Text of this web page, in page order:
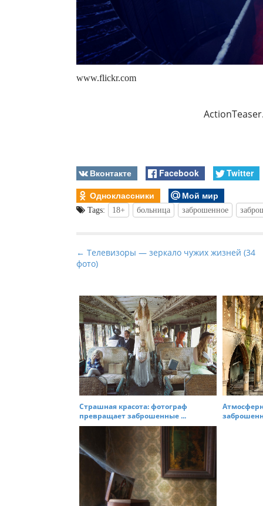
www.flickr.com
Вконтакте Facebook
Twitter
Одноклассники
Мой мир
Tags: 18+ больница заброшенное
P
o
t
n
a
v
g
a
t
n
← Телевизоры — зеркало чужих жизней (34
фото)
Страшная красота: фотограф
превращает заброшенные ...